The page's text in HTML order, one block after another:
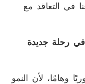
في التعاقد مع
في رحلة جديدة
وهامًا، لأن النمو